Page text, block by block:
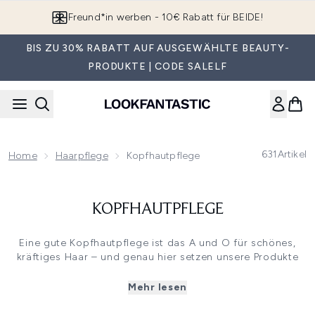
Freund*in werben - 10€ Rabatt für BEIDE!
BIS ZU 30% RABATT AUF AUSGEWÄHLTE BEAUTY-
PRODUKTE | CODE SALELF
Home Haarpflege Kopfhautpflege 631Artikel
KOPFHAUTPFLEGE
Eine gute Kopfhautpflege ist das A und O für schönes,
kräftiges Haar – und genau hier setzen unsere Produkte
und revitalisieren deine Kopfhaut – und sorgen ganz
Mehr lesen